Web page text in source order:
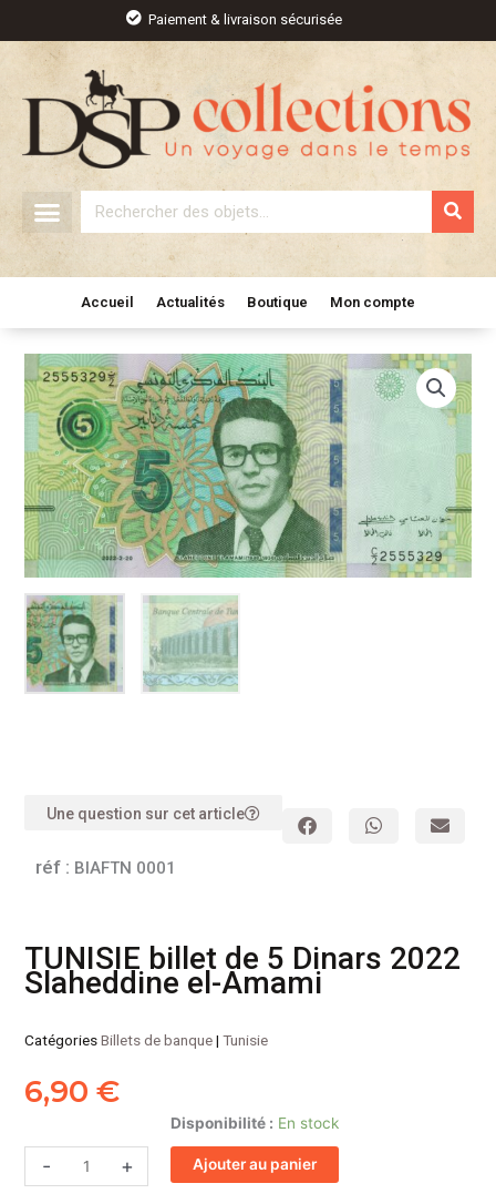
contenu
Paiement & livraison sécurisée
Rechercher
Accueil Actualités Boutique Mon compte
Une question sur cet article
réf : BIAFTN 0001
TUNISIE billet de 5 Dinars 2022
Slaheddine el-Amami
CatégoriesBillets de banque|Tunisie
6,90€
Disponibilité : En stock
-
de
TUNISIE
+ Ajouter au panier